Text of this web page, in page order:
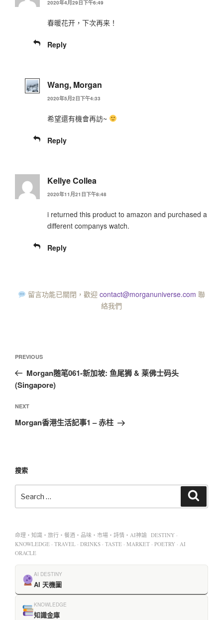
2020年4月29日下午6:49
春暖花开，下次再来！
Reply
Wang, Morgan
2020年5月2日下午4:33
希望還有機會再訪~
Reply
Kellye Collea
2020年11月21日下午8:48
i returned this product to amazon and purchased a
different companys watch.
Reply
留言功能已關閉，歡迎 contact@morganuniverse.com 聯
絡我們
PREVIOUS
Morgan随笔061-新加坡: 鱼尾狮 & 莱佛士码头
(Singapore)
NEXT
Morgan香港生活記事1 – 赤柱
搜索
命理・知識・旅行・餐酒・品味・市場・詩情・AI神諭 DESTINY ·
KNOWLEDGE · TRAVEL · DRINKS · TASTE · MARKET · POETRY · AI
ORACLE
AI DESTINY
AI 天機圖
KNOWLEDGE
知識金庫